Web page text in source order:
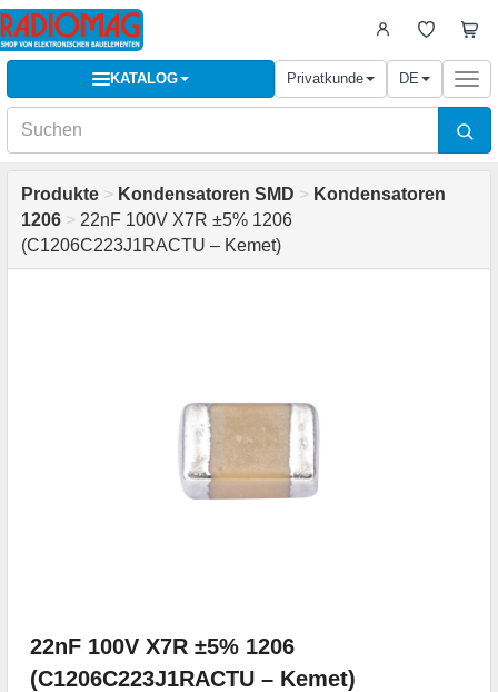
KATALOG Privatkunde DE
Produkte > Kondensatoren SMD > Kondensatoren
1206 > 22nF 100V X7R ±5% 1206
(C1206C223J1RACTU – Kemet)
22nF 100V X7R ±5% 1206
(C1206C223J1RACTU – Kemet)